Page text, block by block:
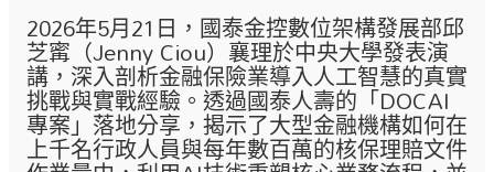
​​​​​​​2026年5月21日，國泰金控數位架構發展部邱
芝寗（Jenny Ciou）襄理於中央大學發表演
講，深入剖析金融保險業導入人工智慧的真實
挑戰與實戰經驗。透過國泰人壽的「DOCAI
專案」落地分享，揭示了大型金融機構如何在
上千名行政人員與每年數百萬的核保理賠文件